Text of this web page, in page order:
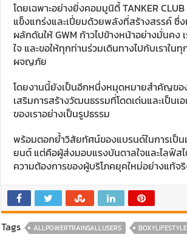
โดยเฉพาะอย่างยิ่งคอมมูนิตี้ TANKER
แข็งแกร่งและเปี่ยมด้วยพลังที่สร้างสรรค์ ซึ่
ผลักดันให้ GWM ก้าวไปข้างหน้าอย่างมั่นคง
ใจ และขอให้ทุกท่านร่วมเดินทางไปกับเราใน
ผจญภัย
โดยงานนี้ยังเป็นอีกหนึ่งหมุดหมายสำคัญขอ
เสริมการสร้างวัฒนธรรมที่โดดเด่นและเป็น
ของเราอย่างเป็นรูปธรรม
พร้อมตอกย้ำวิสัยทัศน์ของแบรนด์ในการเป็
ยนต์ แต่คือผู้ส่งมอบแรงบันดาลใจและไลฟ์ส
ความต้องการของผู้บริโภคยุคใหม่อย่างแท้จริ
Tags ALLPOWERTRAINSALLUSERS BOXYLIFESTYLE